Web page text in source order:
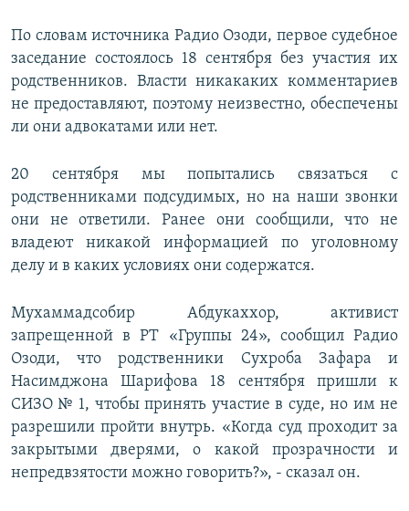
По словам источника Радио Озоди, первое судебное
заседание состоялось 18 сентября без участия их
родственников. Власти никакаких комментариев
не предоставляют, поэтому неизвестно, обеспечены
ли они адвокатами или нет.
20 сентября мы попытались связаться с
родственниками подсудимых, но на наши звонки
они не ответили. Ранее они сообщили, что не
владеют никакой информацией по уголовному
делу и в каких условиях они содержатся.
Мухаммадсобир Абдукаххор, активист
запрещенной в РТ «Группы 24», сообщил Радио
Озоди, что родственники Сухроба Зафара и
Насимджона Шарифова 18 сентября пришли к
СИЗО № 1, чтобы принять участие в суде, но им не
разрешили пройти внутрь. «Когда суд проходит за
закрытыми дверями, о какой прозрачности и
непредвзятости можно говорить?», - сказал он.